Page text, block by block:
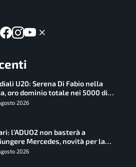
U20: Serena Di Fabio nella
oro dominio totale nei 5000 di
2026
l’ADUO2 non basterà a
Mercedes, novità per la
2026